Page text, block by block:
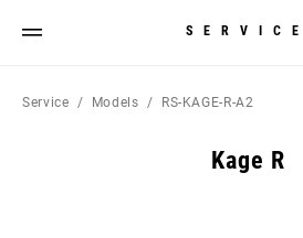
SERVICE
Service Models RS-KAGE-R-A2
Kage R